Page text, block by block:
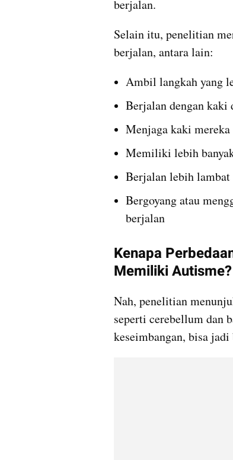
berjalan.
Selain itu, penelitian
berjalan, antara lain:
Ambil langkah yang
Berjalan dengan
Menjaga kaki
Memiliki lebih
Berjalan lebih lambat
Bergoyang atau
berjalan
Kenapa
Memiliki Autisme?
Nah, penelitian
seperti cerebellum dan
keseimbangan, bisa